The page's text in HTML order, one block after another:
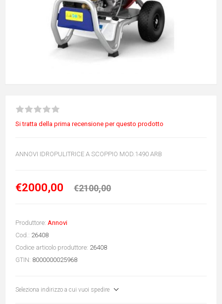
Si tratta della prima recensione per questo prodotto
ANNOVI IDROPULITRICE A SCOPPIO MOD.1490 ARB
€2000,00 €2100,00
Produttore: Annovi
Cod.: 26408
Codice articolo produttore: 26408
GTIN: 8000000025968
Seleziona indirizzo a cui vuoi spedire